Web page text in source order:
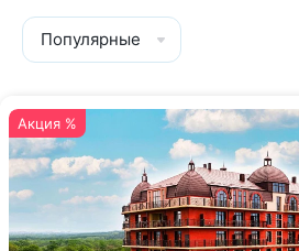
Популярные
Акция %